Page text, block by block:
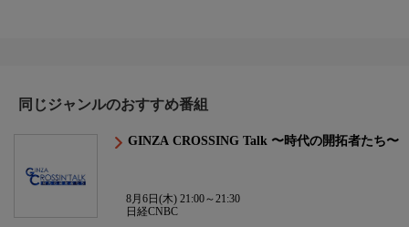
同じジャンルのおすすめ番組
GINZA CROSSING Talk 〜時代の開拓者たち〜
8月6日(木) 21:00～21:30
日経CNBC